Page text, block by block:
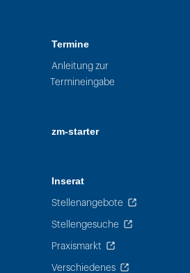
Termine
Anleitung zur
Termineingabe
zm-starter
Inserat
Stellenangebote
Stellengesuche
Praxismarkt
Verschiedenes